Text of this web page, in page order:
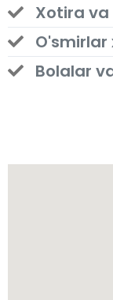
Xotira
Bolalar